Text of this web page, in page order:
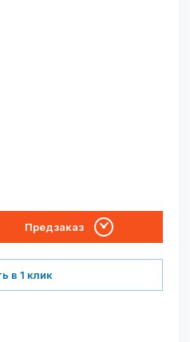
Предзаказ
в 1 клик